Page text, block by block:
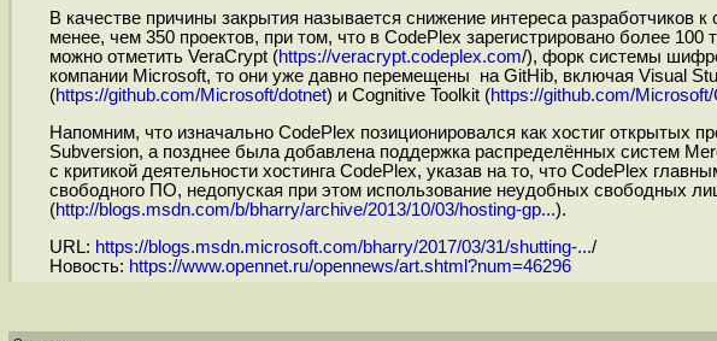
В качестве причины закрытия называется снижение интереса разработчиков
менее, чем 350 проектов, при том, что в CodePlex зарегистрировано более
можно отметить VeraCrypt (https://veracrypt.codeplex.com/), форк системы
компании Microsoft, то они уже давно перемещены на GitHib, включая Visual
(https://github.com/Microsoft/dotnet) и Cognitive Toolkit (https://github.com/
Напомним, что изначально CodePlex позиционировался как хостиг открытых
Subversion, а позднее была добавлена поддержка распределённых систем
с критикой деятельности хостинга CodePlex, указав на то, что CodePlex
свободного ПО, недопуская при этом использование неудобных свободных
(http://blogs.msdn.com/b/bharry/archive/2013/10/03/hosting-gp...).
URL: https://blogs.msdn.microsoft.com/bharry/2017/03/31/shutting-.../
Новость: https://www.opennet.ru/opennews/art.shtml?num=46296